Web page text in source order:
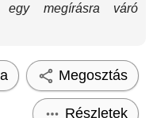
megírásra váró
Megosztás
Részletek